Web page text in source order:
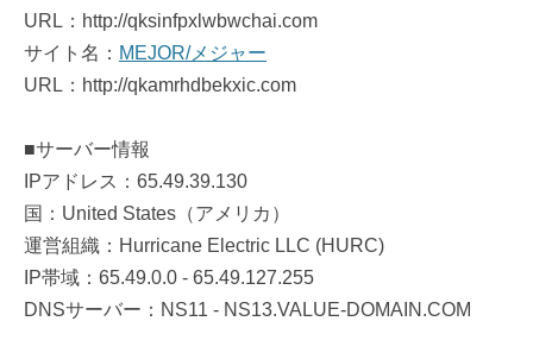
URL：http://qksinfpxlwbwchai.com
サイト名： MEJOR/メジャー
URL：http://qkamrhdbekxic.com
■サーバー情報
IPアドレス：65.49.39.130
国：United States（アメリカ）
運営組織：Hurricane Electric LLC (HURC)
IP帯域：65.49.0.0 - 65.49.127.255
DNSサーバー：NS11 - NS13.VALUE-DOMAIN.COM